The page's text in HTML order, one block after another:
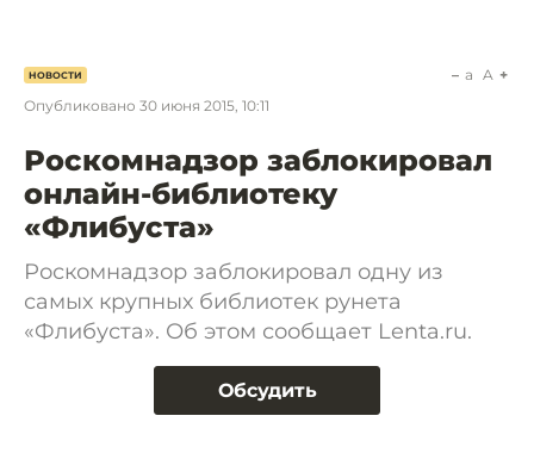
НОВОСТИ
Опубликовано 30 июня 2015, 10:11
a A
Роскомнадзор заблокировал
онлайн-библиотеку
«Флибуста»
Роскомнадзор заблокировал одну из
самых крупных библиотек рунета
«Флибуста». Об этом сообщает Lenta.ru.
Обсудить